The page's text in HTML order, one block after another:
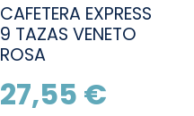
CAFETERA EXPRESS
9 TAZAS VENETO
ROSA
27,55 €